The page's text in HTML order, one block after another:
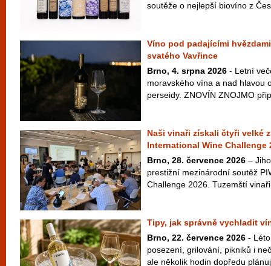
soutěže o nejlepší biovíno z
Víno pod padajícími
svatého Vavřince
Brno, 4. srpna 2026 - Letní
moravského vína a nad hlavou
perseidy. ZNOVÍN ZNOJMO
Naši vinaři získali čtyři velké
International Wine Challenge
Brno, 28. července 2026 –
prestižní mezinárodní soutěž
Challenge 2026. Tuzemští
Tipy, jak správně vychladit
Brno, 22. července 2026 -
posezení, grilování, pikniků i
ale několik hodin dopředu